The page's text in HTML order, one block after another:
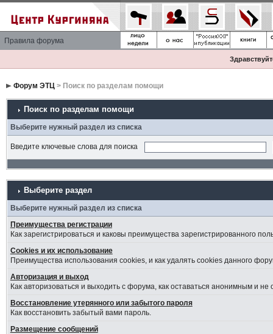
Правила форума
Форум ЭТЦ> Поиск по разделам помощи
Поиск по разделам помощи
Выберите нужный раздел из списка
Введите ключевые слова для поиска
Выберите раздел
Выберите нужный раздел из списка
Преимущества регистрации
Как зарегистрироваться и каковы преимущества зарегистрированного
Cookies и их использование
Преимущества использования cookies, и как удалять cookies данного
Авторизация и выход
Как авторизоваться и выходить с форума, как оставаться анонимным и
Восстановление утерянного или забытого пароля
Как восстановить забытый вами пароль.
Размещение сообщений